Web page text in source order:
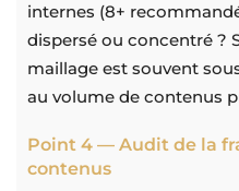
internes (8+
dispersé ou concentré ?
maillage est souvent
au volume de contenus
Point 4 — Audit de la
contenus